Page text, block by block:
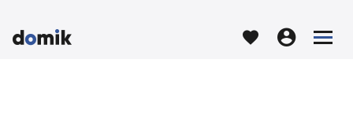


   

